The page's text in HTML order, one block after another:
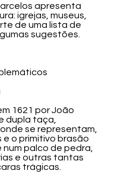
apresenta
igrejas, museus,
de uma lista de
sugestões.
1621 por João
dupla taça,
se representam,
e o primitivo brasão
palco de pedra,
e outras tantas
trágicas.